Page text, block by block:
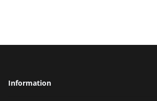
Information